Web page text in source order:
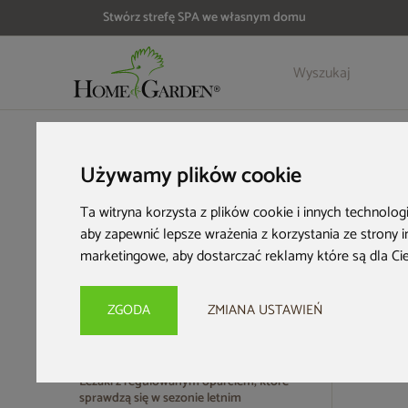
Używamy plików cookie
Ta witryna korzysta z plików cookie i innych
aby zapewnić lepsze wrażenia z korzystania ze strony
marketingowe,aby dostarczać reklamy które są dla
ZGODA ZMIANA USTAWIEŃ
Stwórz strefę SPA we własnym domu
Leżaki z
regulowanym oparciem
Leżaki z regulowanym oparciem, które
sprawdzą się w sezonie letnim